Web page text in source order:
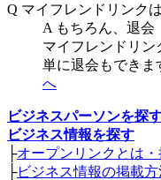
Q マイフレンドリンク
A もちろん、退会
マイフレンドリン
単に退会もできま
へ
ビジネスパーソンを探
ビジネス情報を探す
├オープンリンクとは
├ビジネス情報の掲載方